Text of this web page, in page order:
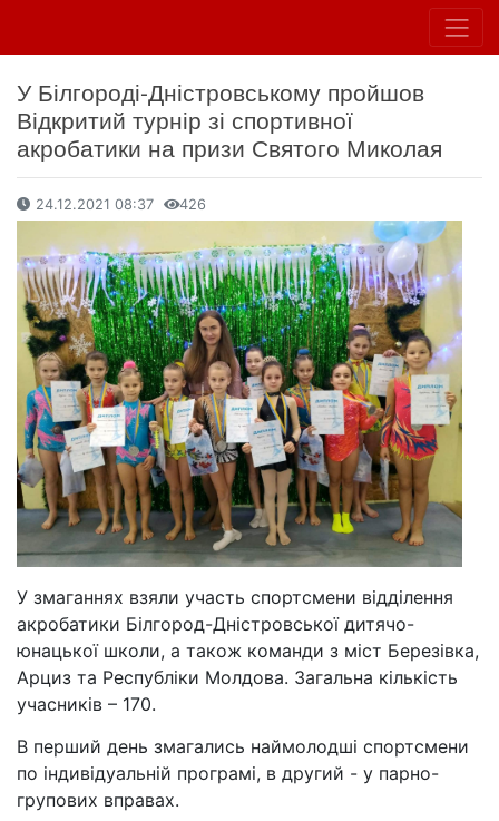
У Білгороді-Дністровському пройшов
Відкритий турнір зі спортивної
акробатики на призи Святого Миколая
24.12.2021 08:37 426
У змаганнях взяли участь спортсмени відділення
акробатики Білгород-Дністровської дитячо-
юнацької школи, а також команди з міст Березівка,
Арциз та Республіки Молдова. Загальна кількість
учасників – 170.
В перший день змагались наймолодші спортсмени
по індивідуальній програмі, в другий - у парно-
групових вправах.